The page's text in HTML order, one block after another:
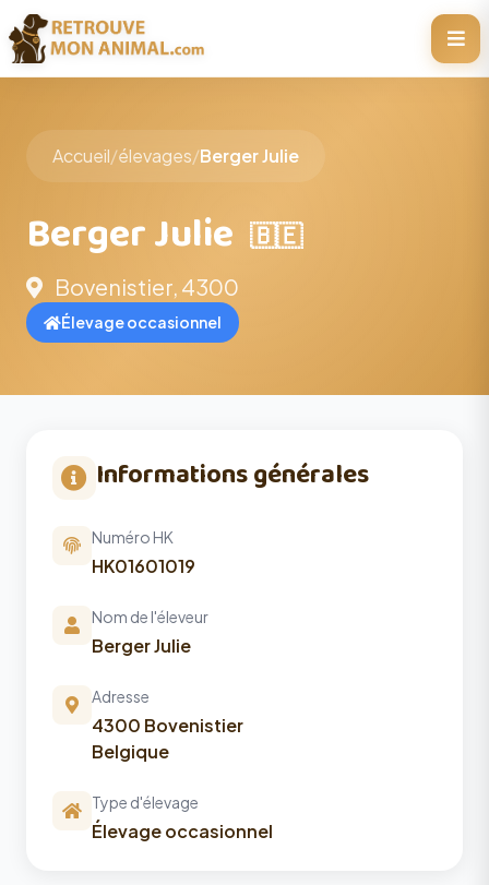
Accueil/élevages/Berger Julie
Berger Julie 🇧🇪
Bovenistier, 4300
Élevage occasionnel
Informations générales
Numéro HK
HK01601019
Nom de l'éleveur
Berger Julie
Adresse
4300 Bovenistier
Belgique
Type d'élevage
Élevage occasionnel